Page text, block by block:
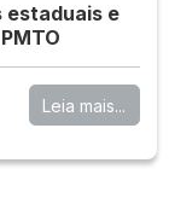
estaduais e
Leia mais...